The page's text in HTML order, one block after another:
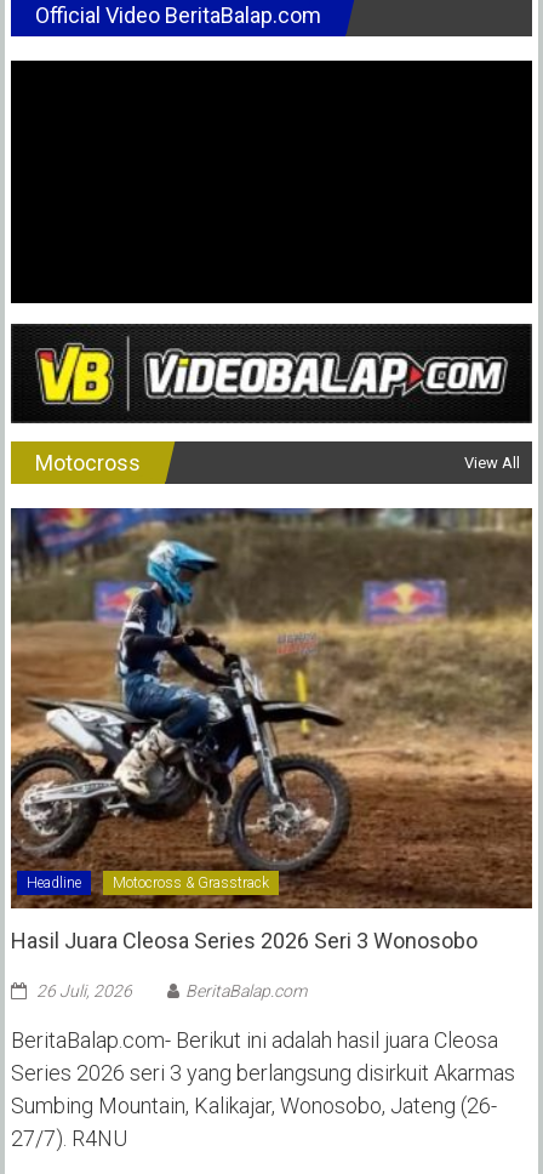
Official Video BeritaBalap.com
Motocross View All
Headline Motocross & Grasstrack
Hasil Juara Cleosa Series 2026 Seri 3 Wonosobo ‎
26 Juli, 2026 BeritaBalap.com
BeritaBalap.com- Berikut ini adalah hasil juara Cleosa
Series 2026 seri 3 yang berlangsung disirkuit Akarmas
Sumbing Mountain, Kalikajar, Wonosobo, Jateng (26-
27/7). R4NU